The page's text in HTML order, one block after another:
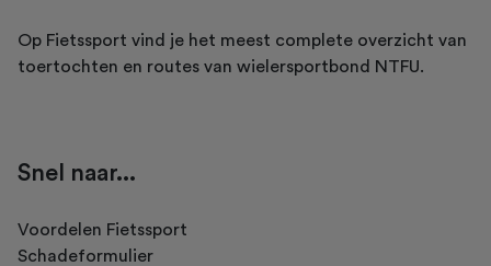
Op Fietssport vind je het meest complete overzicht van
toertochten en routes van wielersportbond NTFU.
Snel naar...
Voordelen Fietssport
Schadeformulier